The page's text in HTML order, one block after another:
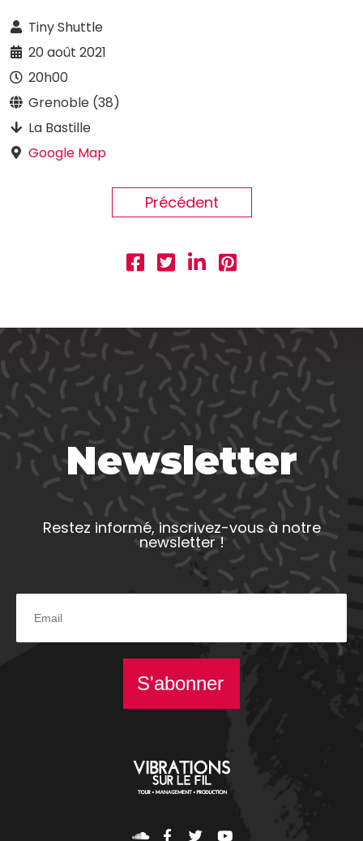
Tiny Shuttle
20 août 2021
20h00
Grenoble (38)
La Bastille
Google Map
Précédent
Newsletter
Restez informé, inscrivez-vous à notre
newsletter !
S'abonner